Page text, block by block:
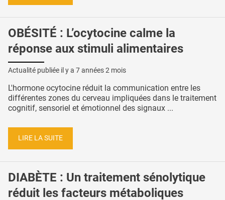
OBÉSITÉ : L’ocytocine calme la
réponse aux stimuli alimentaires
Actualité publiée il y a 7 années 2 mois
L'hormone ocytocine réduit la communication entre les
différentes zones du cerveau impliquées dans le traitement
cognitif, sensoriel et émotionnel des signaux ...
LIRE LA SUITE
DIABÈTE : Un traitement sénolytique
réduit les facteurs métaboliques